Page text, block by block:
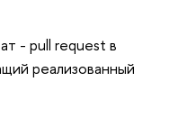
- pull request в
реализованный